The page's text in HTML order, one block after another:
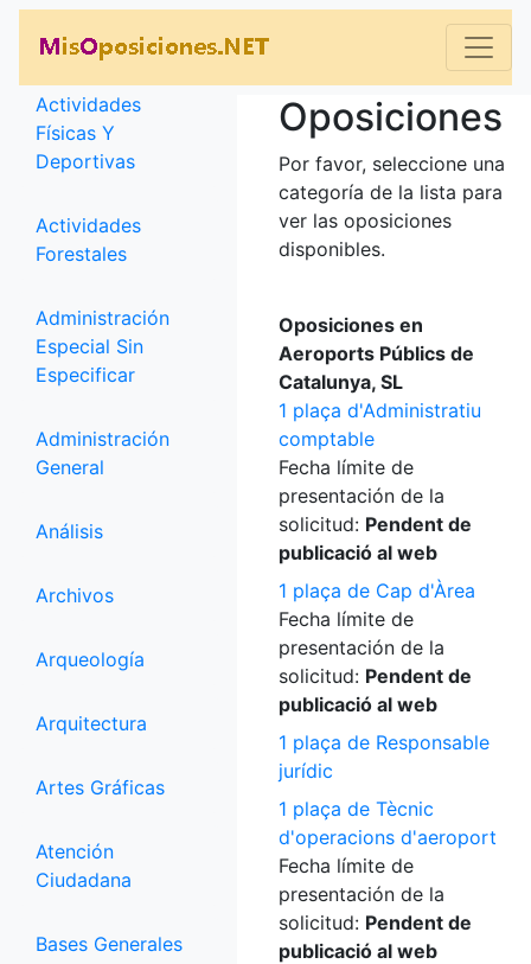
Categorías
Actividades
Físicas Y
Deportivas
Actividades
Forestales
Administración
Especial Sin
Especificar
Administración
General
Análisis
Archivos
Arqueología
Arquitectura
Artes Gráficas
Atención
Ciudadana
Bases Generales
Oposiciones
Por favor, seleccione una
categoría de la lista para
ver las oposiciones
disponibles.
Oposiciones en
Aeroports Públics de
Catalunya, SL
1 plaça d'Administratiu
comptable
Fecha límite de
presentación de la
solicitud: Pendent de
publicació al web
1 plaça de Cap d'Àrea
Fecha límite de
presentación de la
solicitud: Pendent de
publicació al web
1 plaça de Responsable
jurídic
1 plaça de Tècnic
d'operacions d'aeroport
Fecha límite de
presentación de la
solicitud: Pendent de
publicació al web